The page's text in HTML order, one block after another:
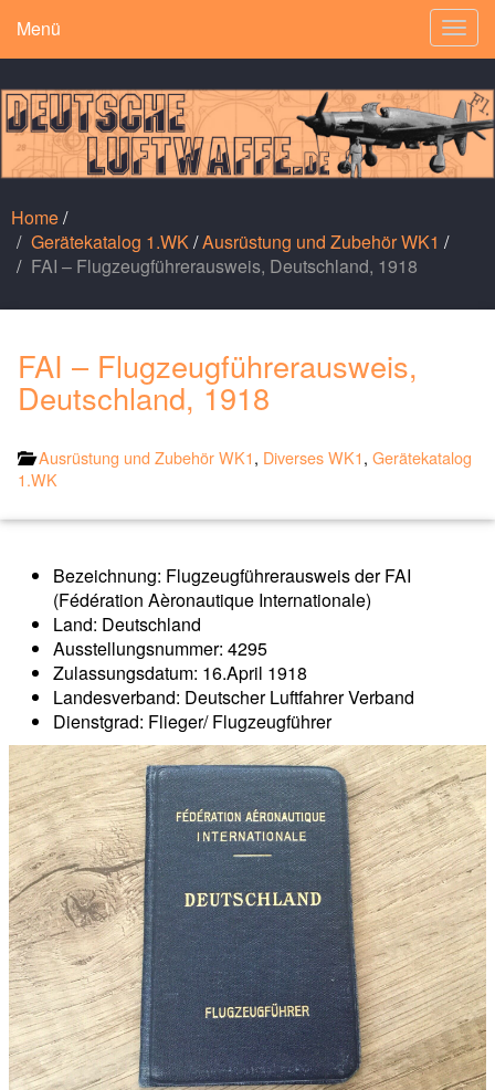
Menü
Home/
Gerätekatalog 1.WK/Ausrüstung und Zubehör WK1 /
FAI – Flugzeugführerausweis, Deutschland, 1918
FAI – Flugzeugführerausweis,
Deutschland, 1918
Ausrüstung und Zubehör WK1, Diverses WK1, Gerätekatalog
1.WK
Bezeichnung: Flugzeugführerausweis der FAI
(Fédération Aèronautique Internationale)
Land: Deutschland
Ausstellungsnummer: 4295
Zulassungsdatum: 16.April 1918
Landesverband: Deutscher Luftfahrer Verband
Dienstgrad: Flieger/ Flugzeugführer